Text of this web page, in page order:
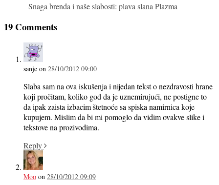
Snaga brenda i naše slabosti: plava slana Plazma
19 Comments
sanje on 28/10/2012 09:00
Slaba sam na ova iskušenja i nijedan tekst o nezdravosti hrane
koji pročitam, koliko god da je uznemirujući, ne postigne to
da ipak zaista izbacim štetnoće sa spiska namirnica koje
kupujem. Mislim da bi mi pomoglo da vidim ovakve slike i
tekstove na prozivodima.
Reply
Moo on 28/10/2012 09:09